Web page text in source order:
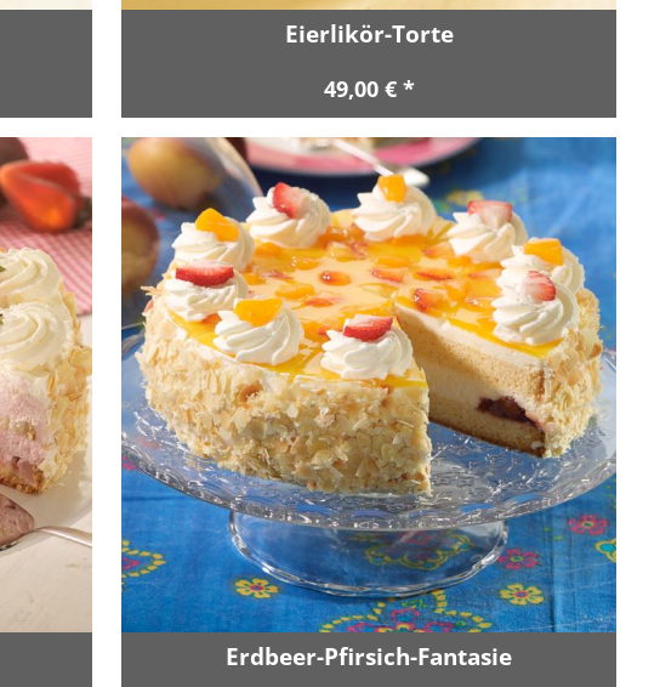
Eierlikör-Torte
49,00 € *
Erdbeer-Pfirsich-Fantasie